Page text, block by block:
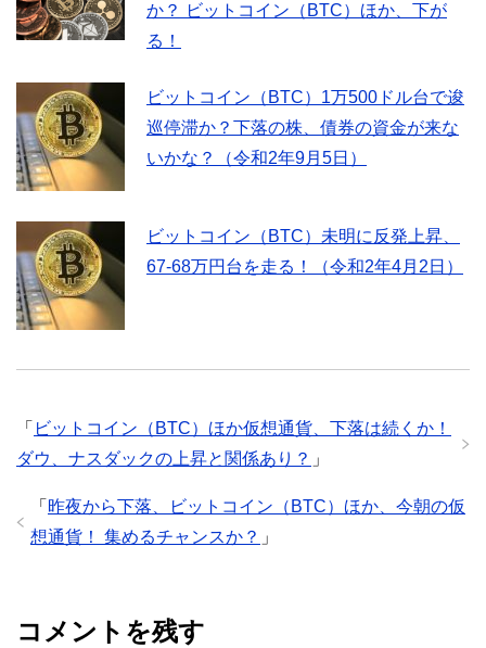
か？ ビットコイン（BTC）ほか、下が
る！
ビットコイン（BTC）1万500ドル台で逡
巡停滞か？下落の株、債券の資金が来な
いかな？（令和2年9月5日）
ビットコイン（BTC）未明に反発上昇、
67-68万円台を走る！（令和2年4月2日）
「 ビットコイン（BTC）ほか仮想通貨、下落は続くか！
ダウ、ナスダックの上昇と関係あり？ 」
「 昨夜から下落、ビットコイン（BTC）ほか、今朝の仮
想通貨！ 集めるチャンスか？ 」
コメントを残す